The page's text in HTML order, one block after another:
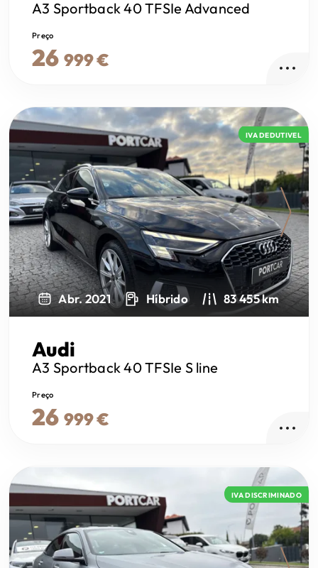
A3 Sportback40 TFSIe Advanced
Preço
26 999 €
IVA DEDUTIVEL
Next
Abr. 2021 Híbrido 83 455 km
Audi
A3 Sportback40 TFSIe S line
Preço
26 999 €
IVA DISCRIMINADO